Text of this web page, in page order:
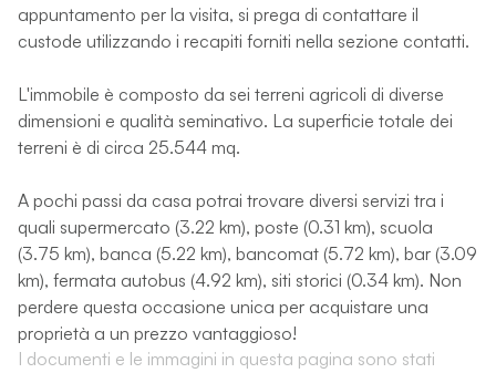
appuntamento per la visita, si prega di contattare il
custode utilizzando i recapiti forniti nella sezione contatti.
L'immobile è composto da sei terreni agricoli di diverse
dimensioni e qualità seminativo. La superficie totale dei
terreni è di circa 25.544 mq.
A pochi passi da casa potrai trovare diversi servizi tra i
quali supermercato (3.22 km), poste (0.31 km), scuola
(3.75 km), banca (5.22 km), bancomat (5.72 km), bar (3.09
km), fermata autobus (4.92 km), siti storici (0.34 km). Non
perdere questa occasione unica per acquistare una
proprietà a un prezzo vantaggioso!
I documenti e le immagini in questa pagina sono stati